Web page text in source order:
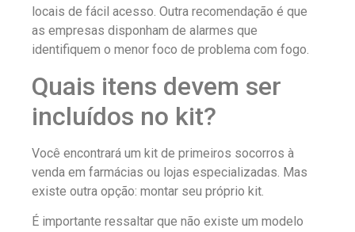
locais de fácil acesso. Outra recomendação é que
as empresas disponham de alarmes que
identifiquem o menor foco de problema com fogo.
Quais itens devem ser
incluídos no kit?
Você encontrará um kit de primeiros socorros à
venda em farmácias ou lojas especializadas. Mas
existe outra opção: montar seu próprio kit.
É importante ressaltar que não existe um modelo